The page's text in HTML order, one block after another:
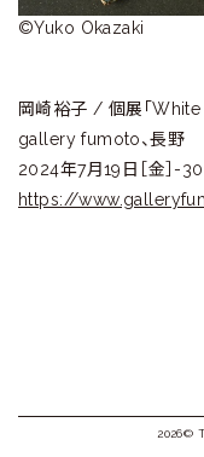
ー
©Yuko Okazaki
岡崎裕子 / 個展「
gallery fumoto、長野
2024年7月19日［金］-30
https://
2026©